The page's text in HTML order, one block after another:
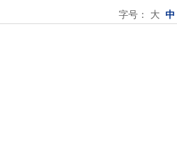
字号： 大 中